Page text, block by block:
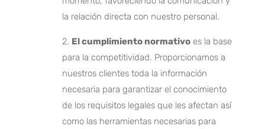
la relación directa con nuestro personal.
2. El cumplimiento normativoes la base
para la competitividad. Proporcionamos a
nuestros clientes toda la información
necesaria para garantizar el conocimiento
de los requisitos legales que les afectan así
como las herramientas necesarias para